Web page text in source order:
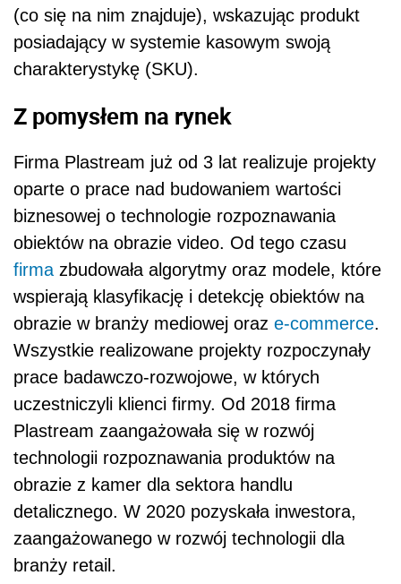
(co się na nim znajduje), wskazując produkt
posiadający w systemie kasowym swoją
charakterystykę (SKU).
Z pomysłem na rynek
Firma Plastream już od 3 lat realizuje projekty
oparte o prace nad budowaniem wartości
biznesowej o technologie rozpoznawania
obiektów na obrazie video. Od tego czasu
firma zbudowała algorytmy oraz modele, które
wspierają klasyfikację i detekcję obiektów na
obrazie w branży mediowej oraz e-commerce.
Wszystkie realizowane projekty rozpoczynały
prace badawczo-rozwojowe, w których
uczestniczyli klienci firmy. Od 2018 firma
Plastream zaangażowała się w rozwój
technologii rozpoznawania produktów na
obrazie z kamer dla sektora handlu
detalicznego. W 2020 pozyskała inwestora,
zaangażowanego w rozwój technologii dla
branży retail.